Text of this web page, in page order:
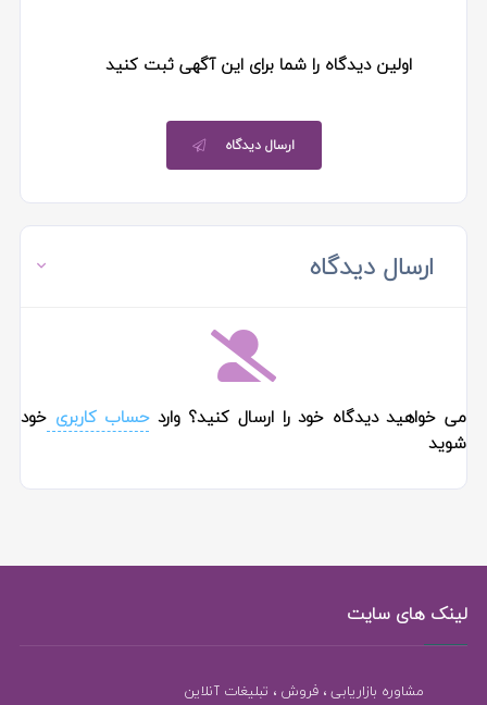
اولین دیدگاه را شما برای این آگهی ثبت کنید
ارسال دیدگاه
ارسال دیدگاه
می خواهید دیدگاه خود را ارسال کنید؟ واردحساب کاربریخود
شوید
لینک های سایت
مشاوره بازاریابی ، فروش ، تبلیغات آنلاین